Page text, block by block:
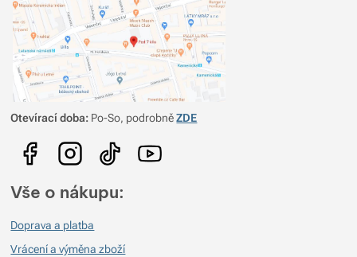
Otevírací doba: Po-So, podrobněZDE
Vše o nákupu:
Doprava a platba
Vrácení a výměna zboží